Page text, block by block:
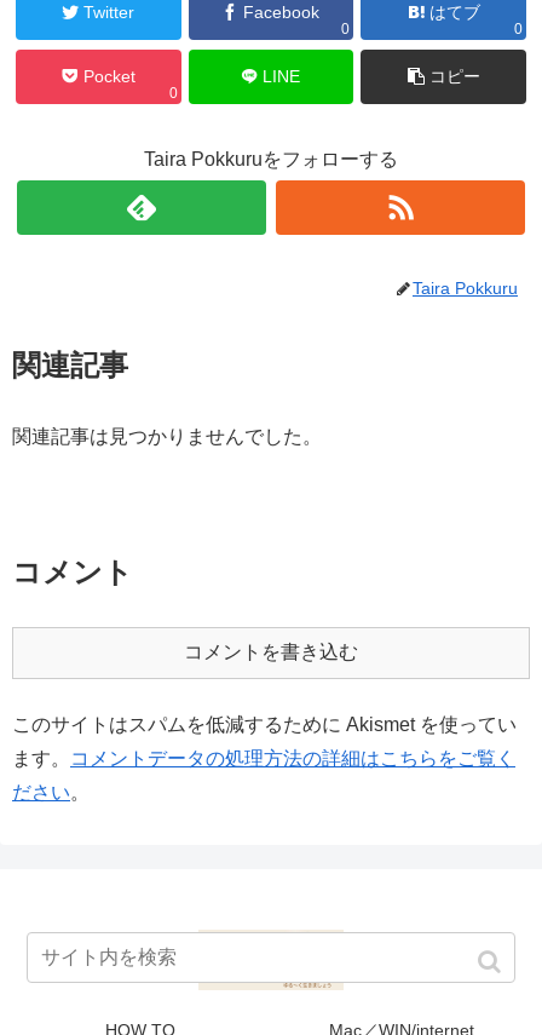
Twitter Facebook
0
はてブ
0
Pocket
0
LINE コピー
Taira Pokkuruをフォローする
Taira Pokkuru
関連記事
関連記事は見つかりませんでした。
コメント
コメントを書き込む
このサイトはスパムを低減するために Akismet を使ってい
ます。
コメントデータの処理方法の詳細はこちらをご覧く
ださい。
HOW TO Mac／WIN/internet